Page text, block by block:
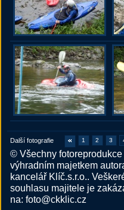
Další fotografie 1 2 3
© Všechny
výhradním majetkem
kancelář Klíč.s.r.o..
souhlasu majitele je
na: foto@ckklic.cz